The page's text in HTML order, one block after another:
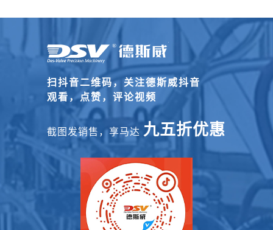
扫抖音二维码，关注德斯威抖音
观看，点赞，评论视频
截图发销售，享马达 九五折优惠